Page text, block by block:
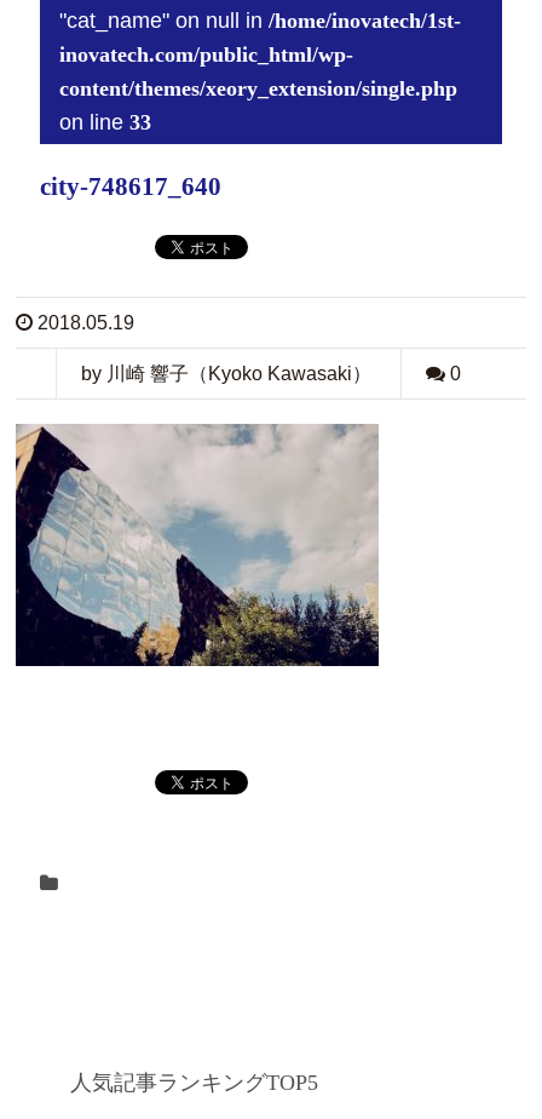
"cat_name" on null in/home/inovatech/1st-
inovatech.com/public_html/wp-
content/themes/xeory_extension/single.php
on line33
city-748617_640
2018.05.19
by 川崎 響子（Kyoko Kawasaki） 0
人気記事ランキングTOP5